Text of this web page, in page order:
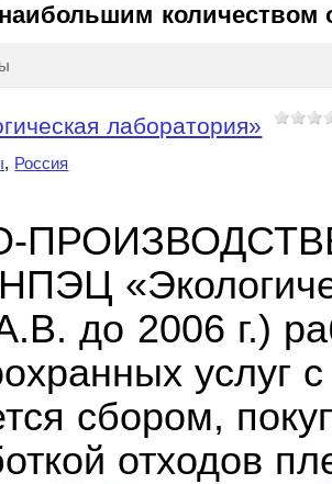
количеством
лаборатория»
, Россия
до 2006 г.)
услуг
сбором,
отходов